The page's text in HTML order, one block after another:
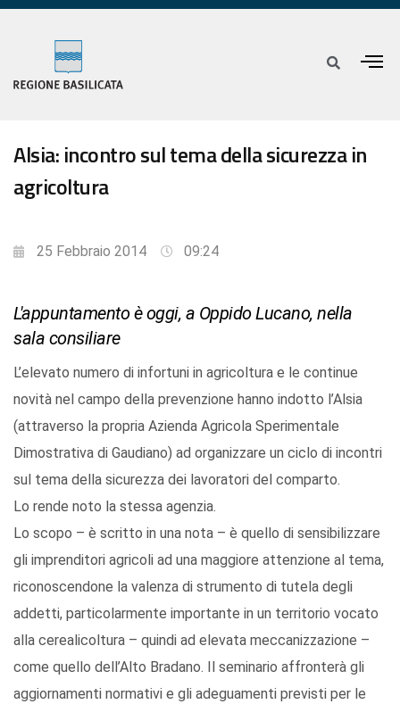
Alsia: incontro sul tema della sicurezza in
agricoltura
25 Febbraio 2014 09:24
L'appuntamento è oggi, a Oppido Lucano, nella
sala consiliare
L’elevato numero di infortuni in agricoltura e le continue
novità nel campo della prevenzione hanno indotto l’Alsia
(attraverso la propria Azienda Agricola Sperimentale
Dimostrativa di Gaudiano) ad organizzare un ciclo di incontri
sul tema della sicurezza dei lavoratori del comparto.
Lo rende noto la stessa agenzia.
Lo scopo – è scritto in una nota – è quello di sensibilizzare
gli imprenditori agricoli ad una maggiore attenzione al tema,
riconoscendone la valenza di strumento di tutela degli
addetti, particolarmente importante in un territorio vocato
alla cerealicoltura – quindi ad elevata meccanizzazione –
come quello dell’Alto Bradano. Il seminario affronterà gli
aggiornamenti normativi e gli adeguamenti previsti per le